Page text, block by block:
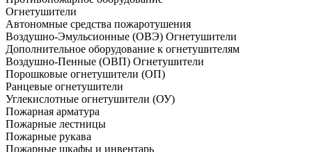
Огнетушители
Автономные средства пожаротушения
Воздушно-Эмульсионные (ОВЭ) Огнетушители
Дополнительное оборудование к огнетушителям
Воздушно-Пенные (ОВП) Огнетушители
Порошковые огнетушители (ОП)
Ранцевые огнетушители
Углекислотные огнетушители (ОУ)
Пожарная арматура
Пожарные лестницы
Пожарные рукава
Пожарные шкафы и инвентарь